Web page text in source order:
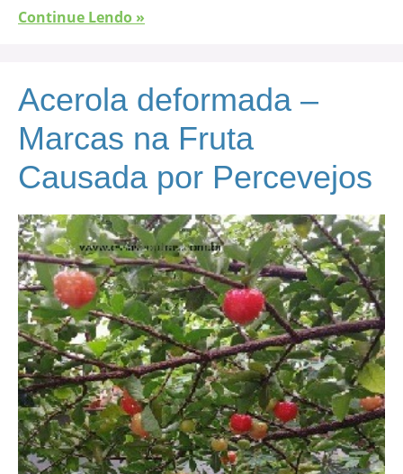
Continue Lendo »
Acerola deformada –
Marcas na Fruta
Causada por Percevejos